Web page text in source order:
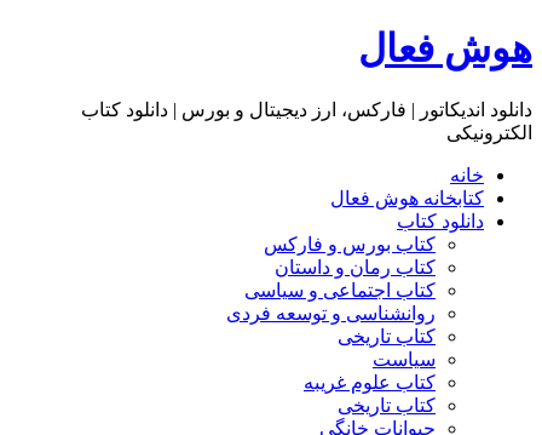
هوش فعال
دانلود اندیکاتور | فارکس، ارز دیجیتال و بورس | دانلود کتاب
الکترونیکی
خانه
کتابخانه هوش فعال
دانلود کتاب
کتاب بورس و فارکس
کتاب رمان و داستان
کتاب اجتماعی و سیاسی
روانشناسی و توسعه فردی
کتاب تاریخی
سیاست
کتاب علوم غریبه
کتاب تاریخی
حیوانات خانگی